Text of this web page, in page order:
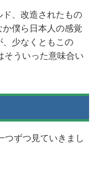
、改造されたもの
僕ら日本人の感覚
少なくともこの
そういった意味合い
つずつ見ていきまし